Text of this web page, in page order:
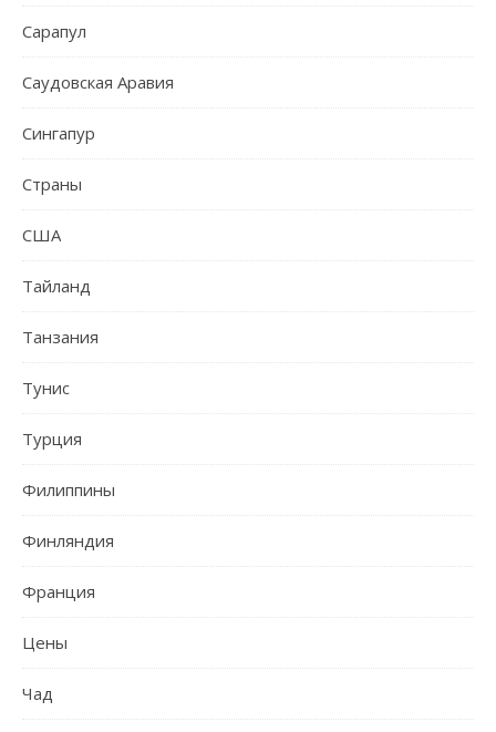
Сарапул
Саудовская Аравия
Сингапур
Страны
США
Тайланд
Танзания
Тунис
Турция
Филиппины
Финляндия
Франция
Цены
Чад